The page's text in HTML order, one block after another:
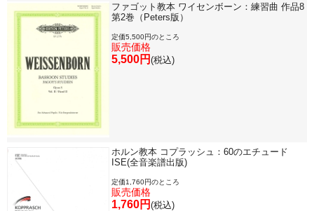
ファゴット教本 ワイセンボーン：練習曲 作品8
第2巻（Peters版）
定価5,500円のところ
販売価格
5,500円 (税込)
ホルン教本 コプラッシュ：60のエチュード
ISE(全音楽譜出版)
定価1,760円のところ
販売価格
1,760円 (税込)